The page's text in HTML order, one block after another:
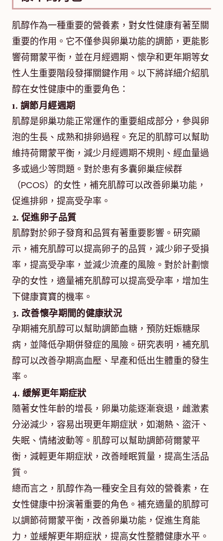
肌醇作為一種重要的營養素，對女性健康有著至關
重要的作用。它不僅參與卵巢功能的調節，更能影
響荷爾蒙平衡，並在月經週期、懷孕和更年期等女
性人生重要階段發揮關鍵作用。以下將詳細介紹肌
醇在女性健康中的重要角色：
1. 調節月經週期
肌醇是卵巢功能正常運作的重要組成部分，參與卵
泡的生長、成熟和排卵過程。充足的肌醇可以幫助
維持荷爾蒙平衡，減少月經週期不規則、經血量過
多或過少等問題。對於患有多囊卵巢症候群
（PCOS）的女性，補充肌醇可以改善卵巢功能，
促進排卵，提高受孕率。
2. 促進卵子品質
肌醇對於卵子發育和品質有著重要影響。研究顯
示，補充肌醇可以提高卵子的品質，減少卵子受損
率，提高受孕率，並減少流產的風險。對於計劃懷
孕的女性，適量補充肌醇可以提高受孕率，增加生
下健康寶寶的機率。
3. 改善懷孕期間的健康狀況
孕期補充肌醇可以幫助調節血糖，預防妊娠糖尿
病，並降低孕期併發症的風險。研究表明，補充肌
醇可以改善孕期高血壓、早產和低出生體重的發生
率。
4. 緩解更年期症狀
隨著女性年齡的增長，卵巢功能逐漸衰退，雌激素
分泌減少，容易出現更年期症狀，如潮熱、盜汗、
失眠、情緒波動等。肌醇可以幫助調節荷爾蒙平
衡，減輕更年期症狀，改善睡眠質量，提高生活品
質。
總而言之，肌醇作為一種安全且有效的營養素，在
女性健康中扮演著重要的角色。補充適量的肌醇可
以調節荷爾蒙平衡，改善卵巢功能，促進生育能
力，並緩解更年期症狀，提高女性整體健康水平。